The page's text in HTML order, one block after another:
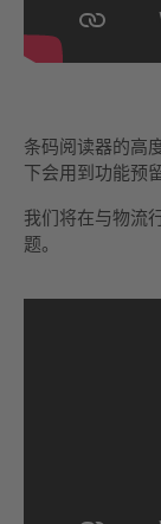
条码阅读器的高
下会用到功能预留
我们将在与物流
题。